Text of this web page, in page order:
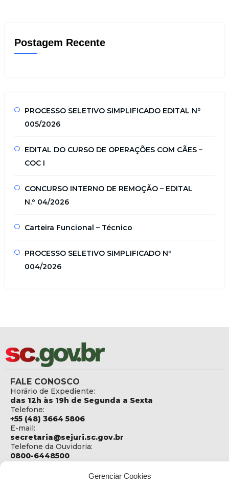
Gerenciar Cookies
Postagem Recente
PROCESSO SELETIVO SIMPLIFICADO EDITAL Nº
005/2026
EDITAL DO CURSO DE OPERAÇÕES COM CÃES –
COC I
CONCURSO INTERNO DE REMOÇÃO – EDITAL
N.º 04/2026
Carteira Funcional – Técnico
PROCESSO SELETIVO SIMPLIFICADO Nº
004/2026
FALE CONOSCO
Horário de Expediente:
das 12h às 19h de Segunda a Sexta
Telefone:
+55 (48) 3664 5806
E-mail:
secretaria@sejuri.sc.gov.br
Telefone da Ouvidoria:
0800-6448500